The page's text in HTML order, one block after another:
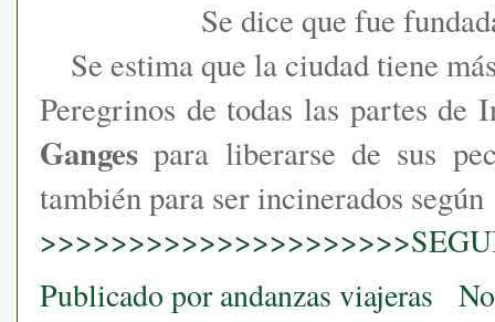
Se dice que fue
Se estima que la ciudad tiene
Peregrinos de todas las partes de
Ganges para liberarse de sus
también para ser incinerados según
Publicado porandanzas viajeras